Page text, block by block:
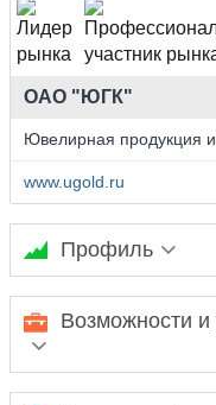
ОАО "ЮГК"
Ювелирная продукция
www.ugold.ru
Профиль
Ожидается
Возможности
Ожидается